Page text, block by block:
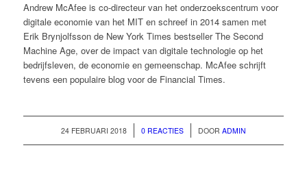
Andrew McAfee is co-directeur van het onderzoekscentrum voor
digitale economie van het MIT en schreef in 2014 samen met
Erik Brynjolfsson de New York Times bestseller The Second
Machine Age, over de impact van digitale technologie op het
bedrijfsleven, de economie en gemeenschap. McAfee schrijft
tevens een populaire blog voor de Financial Times.
24 FEBRUARI 2018
/ 0 REACTIES
/ DOOR ADMIN